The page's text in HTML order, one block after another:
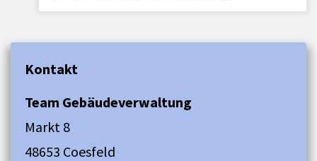
Kontakt
Team Gebäudeverwaltung
Markt 8
48653 Coesfeld